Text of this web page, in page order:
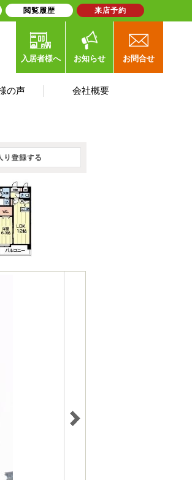
入居者様へ お知らせ お問合せ
の声 会社概要
閲覧履歴 来店予約